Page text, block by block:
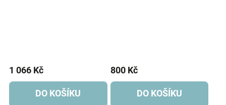
1 066 Kč
DO KOŠÍKU
800 Kč
DO KOŠÍKU